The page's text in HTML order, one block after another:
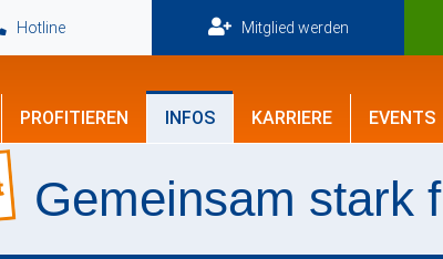
Hotline Mitglied werden
PROFITIEREN INFOS KARRIERE EVENTS
Gemeinsam stark